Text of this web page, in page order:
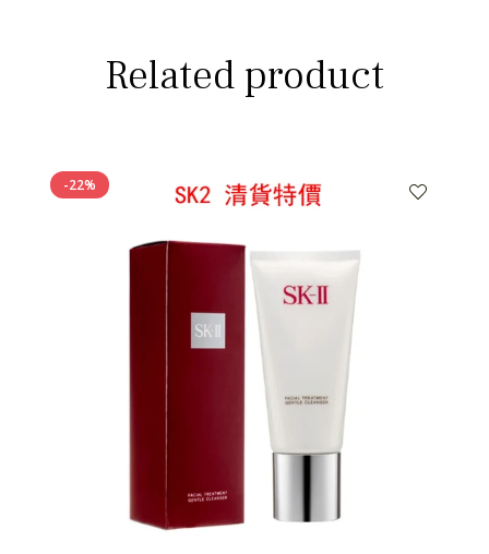
Related product
-22%